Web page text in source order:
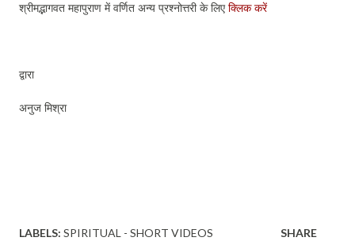
श्रीमद्भागवत महापुराण में वर्णित अन्य प्रश्नोत्तरी के लिए क्लिक करें
द्वारा
अनुज मिश्रा
LABELS: SPIRITUAL - SHORT VIDEOS SHARE